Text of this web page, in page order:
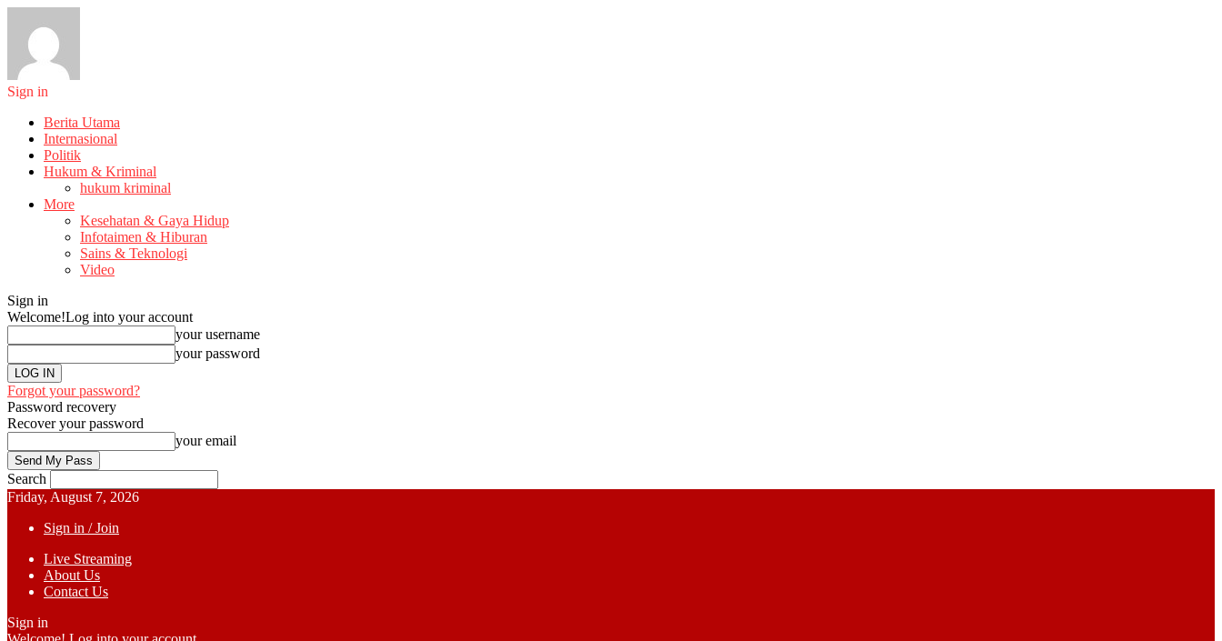
Sign in
Berita Utama
Internasional
Politik
Hukum & Kriminal
hukum kriminal
More
Kesehatan & Gaya Hidup
Infotaimen & Hiburan
Sains & Teknologi
Video
Sign in
Welcome!Log into your account
your username
your password
Forgot your password?
Password recovery
Recover your password
your email
Search
Friday, August 7, 2026
Sign in / Join
Live Streaming
About Us
Contact Us
Sign in